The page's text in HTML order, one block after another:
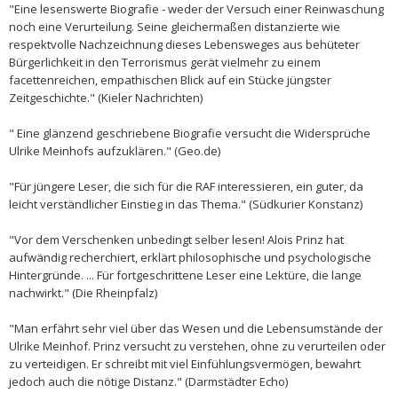
"Eine lesenswerte Biografie - weder der Versuch einer Reinwaschung
noch eine Verurteilung. Seine gleichermaßen distanzierte wie
respektvolle Nachzeichnung dieses Lebensweges aus behüteter
Bürgerlichkeit in den Terrorismus gerät vielmehr zu einem
facettenreichen, empathischen Blick auf ein Stücke jüngster
Zeitgeschichte." (Kieler Nachrichten)
" Eine glänzend geschriebene Biografie versucht die Widersprüche
Ulrike Meinhofs aufzuklären." (Geo.de)
"Für jüngere Leser, die sich für die RAF interessieren, ein guter, da
leicht verständlicher Einstieg in das Thema." (Südkurier Konstanz)
"Vor dem Verschenken unbedingt selber lesen! Alois Prinz hat
aufwändig recherchiert, erklärt philosophische und psychologische
Hintergründe. ... Für fortgeschrittene Leser eine Lektüre, die lange
nachwirkt." (Die Rheinpfalz)
"Man erfährt sehr viel über das Wesen und die Lebensumstände der
Ulrike Meinhof. Prinz versucht zu verstehen, ohne zu verurteilen oder
zu verteidigen. Er schreibt mit viel Einfühlungsvermögen, bewahrt
jedoch auch die nötige Distanz." (Darmstädter Echo)